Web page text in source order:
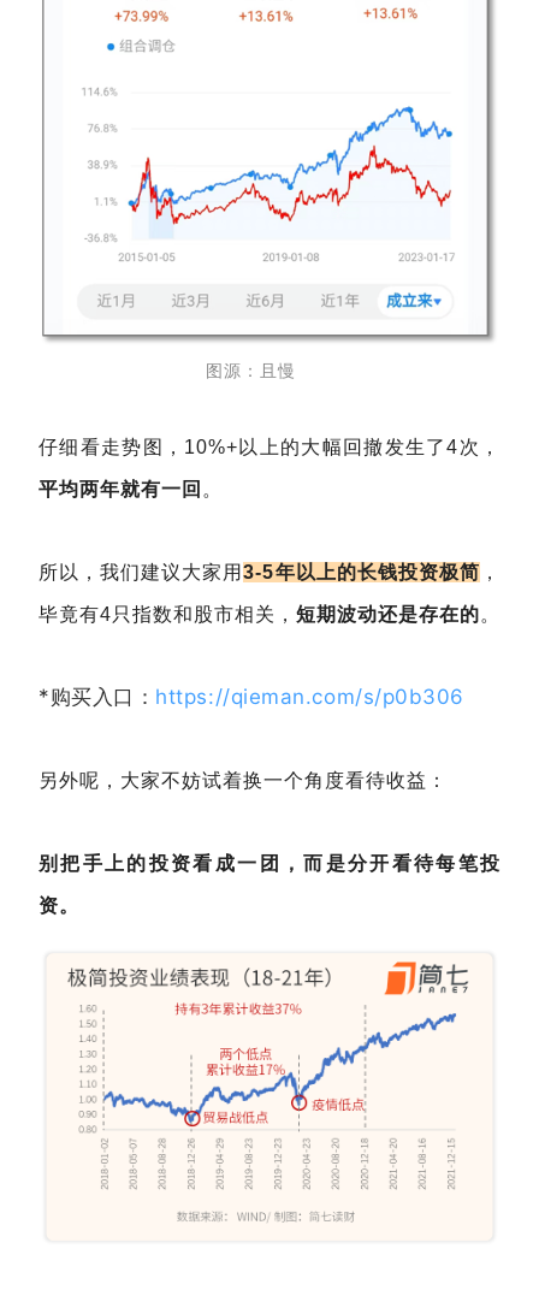
图源 ： 且慢
仔细看走势图，10%+以上的大幅回撤发生了4次，
平均两年就有一回 。
所以，我们建议大家用3-5年以上的长钱投资极简 ，
毕竟有4只指数和股市相关， 短期波动还是存在的。
*购买入口： https://qieman.com/s/p0b306
另外呢，大家不妨试着换一个角度看待收益：
别把手上的投资看成一团，而是分开看待每笔投
资。